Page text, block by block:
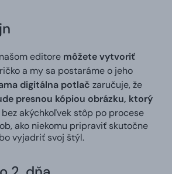
editore môžete vytvoriť
a my sa postaráme o jeho
digitálna potlač zaručuje, že
presnou kópiou obrázku, ktorý
bez akýchkoľvek stôp po procese
ako niekomu pripraviť skutočne
vyjadriť svoj štýl.